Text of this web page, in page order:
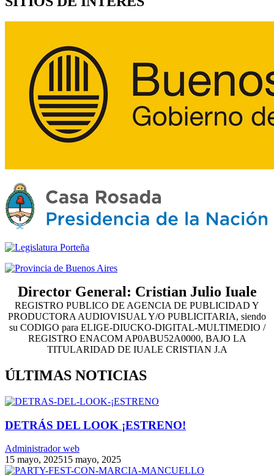
Director General: Cristian Julio Iuale
REGISTRO PUBLICO DE AGENCIA DE PUBLICIDAD Y
PRODUCTORA AUDIOVISUAL Y/O PUBLICITARIA, siendo
su CODIGO para ELIGE-DIUCKO-DIGITAL-MULTIMEDIO /
REGISTRO ENACOM AP0ABU52A0000, BAJO LA
TITULARIDAD DE IUALE CRISTIAN J.A
ÚLTIMAS NOTICIAS
DETRÁS DEL LOOK ¡ESTRENO!
Administrador web
15 mayo, 202515 mayo, 2025